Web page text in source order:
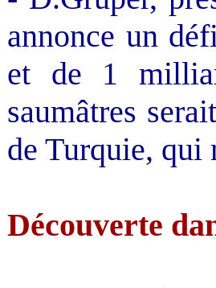
annonce un
et de 1
saumâtres
de Turquie, qui
Découverte